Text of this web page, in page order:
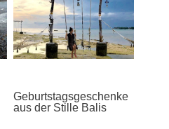
Geburtstagsgeschenke
aus der Stille Balis